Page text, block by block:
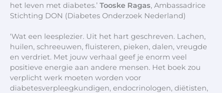
het leven met diabetes.’ Tooske Ragas, Ambassadrice
Stichting DON (Diabetes Onderzoek Nederland)
‘Wat een leesplezier. Uit het hart geschreven. Lachen,
huilen, schreeuwen, fluisteren, pieken, dalen, vreugde
en verdriet. Met jouw verhaal geef je enorm veel
positieve energie aan andere mensen. Het boek zou
verplicht werk moeten worden voor
diabetesverpleegkundigen, endocrinologen, diëtisten,